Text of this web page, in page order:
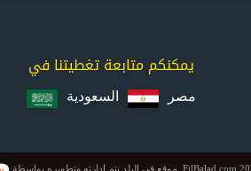
يمكنكم متابعة تغطيتنا في
مصر السعودية